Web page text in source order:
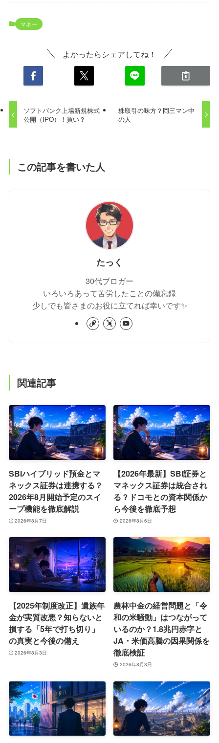
マネー
よかったらシェアしてね！
ソフトバンク上場新規株式
公開（IPO）！買い？
株取引の味方？岡三マン中
の人
この記事を書いた人
たっく
30代ブロガー
いろいろあって苦労したことの備忘録
少しでも皆さまのお役に立てれば幸いです✨
関連記事
SBIハイブリッド預金とマ
ネックス証券は連携する？
2026年8月開始予定のスイ
ープ機能を徹底解説
2026年8月7日
【2026年最新】SBI証券と
マネックス証券は統合され
る？ドコモとの資本関係か
ら今後を徹底予想
2026年8月6日
【2025年制度改正】遺族年
金が実質改悪？知らないと
損する「5年で打ち切り」
の真実と今後の備え
2026年8月3日
農林中金の経営問題と「令
和の米騒動」はつながって
いるのか？1.8兆円赤字と
JA・米価高騰の因果関係を
徹底検証
2026年8月3日